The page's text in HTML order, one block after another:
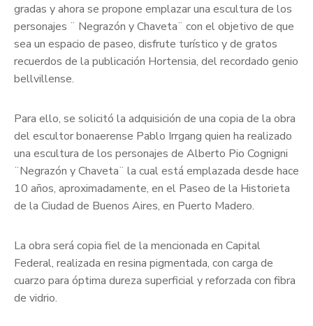
gradas y ahora se propone emplazar una escultura de los
personajes ¨ Negrazón y Chaveta¨ con el objetivo de que
sea un espacio de paseo, disfrute turístico y de gratos
recuerdos de la publicación Hortensia, del recordado genio
bellvillense.
Para ello, se solicitó la adquisición de una copia de la obra
del escultor bonaerense Pablo Irrgang quien ha realizado
una escultura de los personajes de Alberto Pio Cognigni
¨Negrazón y Chaveta¨ la cual está emplazada desde hace
10 años, aproximadamente, en el Paseo de la Historieta
de la Ciudad de Buenos Aires, en Puerto Madero.
La obra será copia fiel de la mencionada en Capital
Federal, realizada en resina pigmentada, con carga de
cuarzo para óptima dureza superficial y reforzada con fibra
de vidrio.